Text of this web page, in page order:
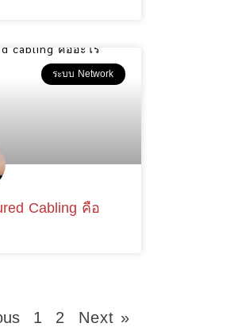
ระบบ Network
Cabling คือ
1 2 Next »